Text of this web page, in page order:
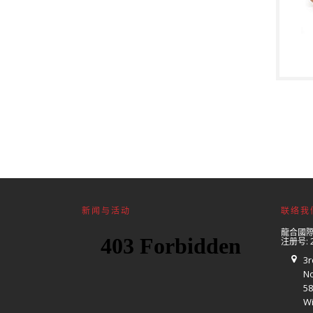
新闻与活动 联络我
龍合國
注册号: